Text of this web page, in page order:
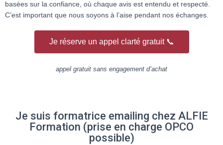
basées sur la confiance, où chaque avis est entendu et respecté.
C’est important que nous soyons à l’aise pendant nos échanges.
Je réserve un appel clarté gratuit 📞
appel gratuit sans engagement d’achat
Je suis formatrice emailing chez ALFIE
Formation (prise en charge OPCO
possible)